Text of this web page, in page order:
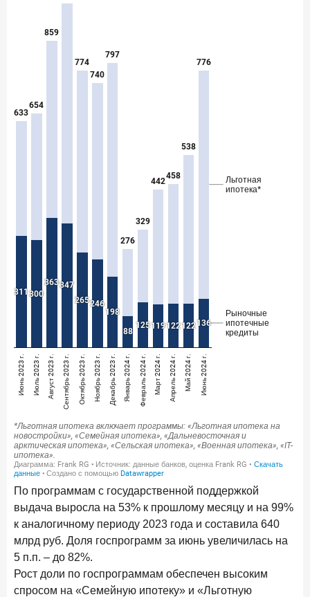
18 марта 2026 года
Банки начали снижать ставки по вкладам еще до
решения ЦБ
Frank RG объявила победителей кейс-чемпионата
2026 года
Итоги недели, наша трактовка основных событий
на банковском рынке
10 марта 2026 года
Куда уходят деньги? Frank RG исследует рынок
6 марта 2026 года
По итогам февраля 2026 года объем выдач кредитов
составил 748,4 млрд руб.
25 февраля 2026 года ИССЛЕДОВАНИЕ
Ипотека. Итоги работы крупнейших ипотечных банков
в январе 2026 года
18 февраля 2026 года
Не по цене, а по ценности: как россияне выбирали
подписки в 2025 году?
По программам с государственной поддержкой
выдача выросла на 53% к прошлому месяцу и на 99%
к аналогичному периоду 2023 года и составила 640
млрд руб. Доля госпрограмм за июнь увеличилась на
5 п.п. – до 82%.
Рост доли по госпрограммам обеспечен высоким
спросом на «Семейную ипотеку» и «Льготную